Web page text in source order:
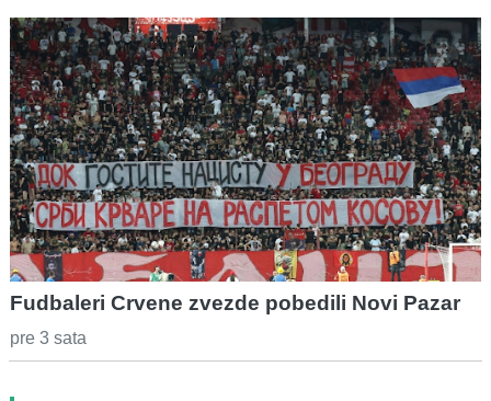
Fudbaleri Crvene zvezde pobedili Novi Pazar
pre 3 sata